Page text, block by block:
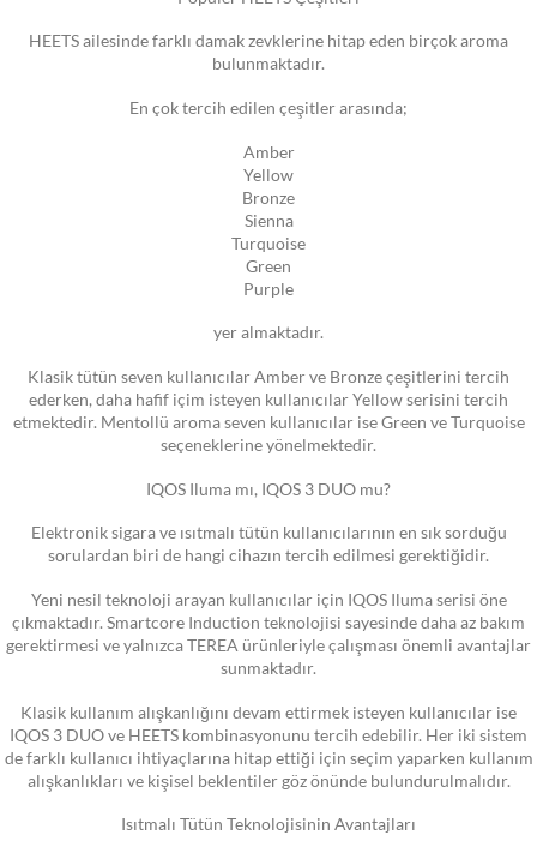
HEETS ailesinde farklı damak zevklerine hitap eden birçok aroma
bulunmaktadır.
En çok tercih edilen çeşitler arasında;
Amber
Yellow
Bronze
Sienna
Turquoise
Green
Purple
yer almaktadır.
Klasik tütün seven kullanıcılar Amber ve Bronze çeşitlerini tercih
ederken, daha hafif içim isteyen kullanıcılar Yellow serisini tercih
etmektedir. Mentollü aroma seven kullanıcılar ise Green ve Turquoise
seçeneklerine yönelmektedir.
IQOS Iluma mı, IQOS 3 DUO mu?
Elektronik sigara ve ısıtmalı tütün kullanıcılarının en sık sorduğu
sorulardan biri de hangi cihazın tercih edilmesi gerektiğidir.
Yeni nesil teknoloji arayan kullanıcılar için IQOS Iluma serisi öne
çıkmaktadır. Smartcore Induction teknolojisi sayesinde daha az bakım
gerektirmesi ve yalnızca TEREA ürünleriyle çalışması önemli avantajlar
sunmaktadır.
Klasik kullanım alışkanlığını devam ettirmek isteyen kullanıcılar ise
IQOS 3 DUO ve HEETS kombinasyonunu tercih edebilir. Her iki sistem
de farklı kullanıcı ihtiyaçlarına hitap ettiği için seçim yaparken kullanım
alışkanlıkları ve kişisel beklentiler göz önünde bulundurulmalıdır.
Isıtmalı Tütün Teknolojisinin Avantajları